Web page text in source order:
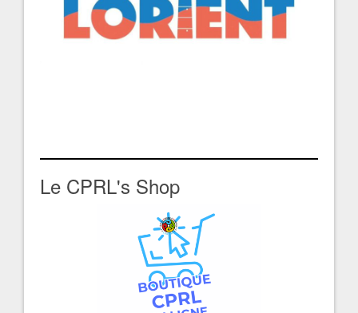
Le CPRL's Shop